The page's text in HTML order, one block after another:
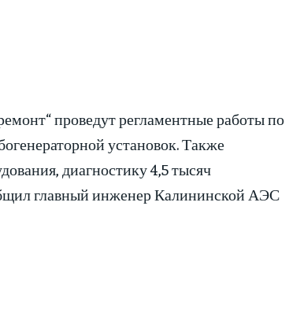
проведут регламентные работы по
установок. Также
диагностику 4,5 тысяч
главный инженер Калининской АЭС